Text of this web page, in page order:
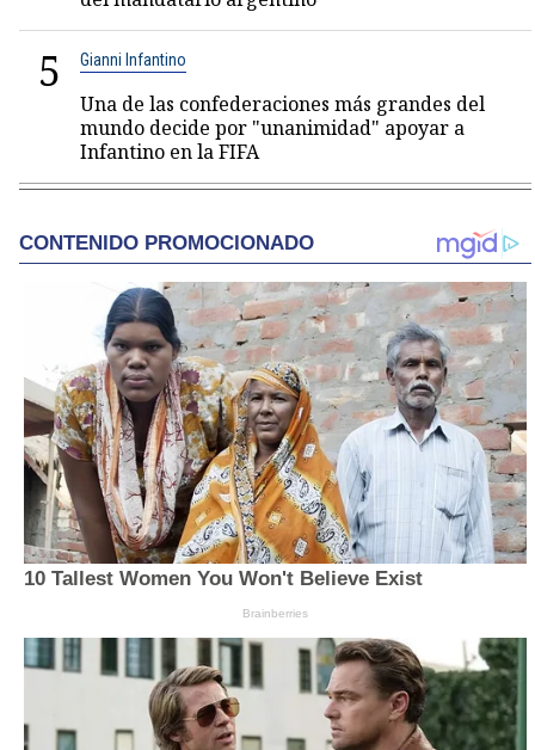
5 Gianni Infantino
Una de las confederaciones más grandes del
mundo decide por "unanimidad" apoyar a
Infantino en la FIFA